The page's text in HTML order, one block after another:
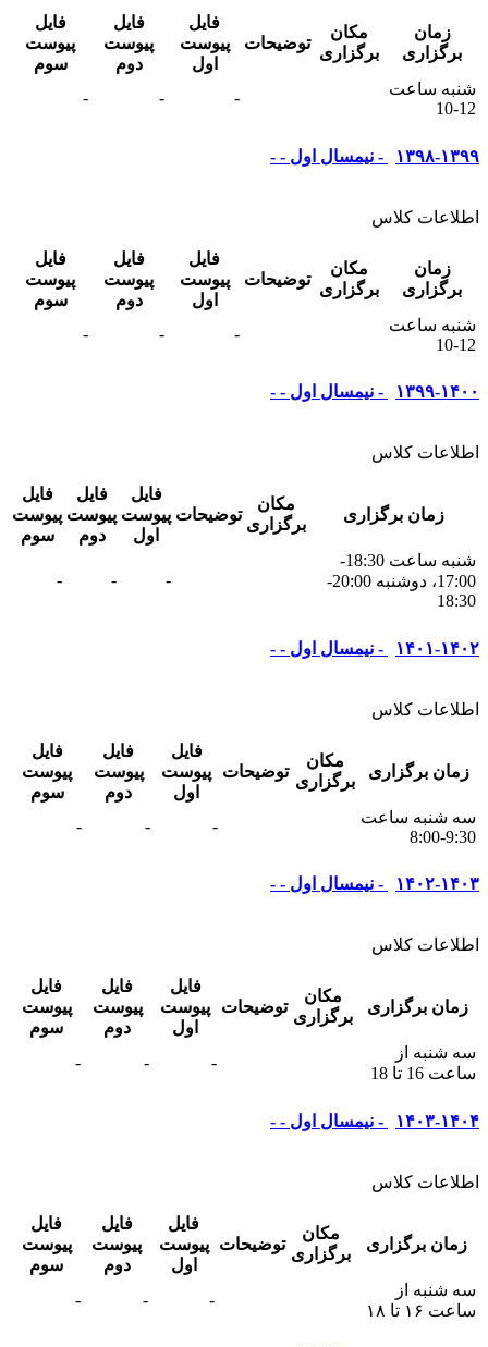
زمان
برگزاری
مکان
برگزاری
توضیحات
فایل
پیوست
اول
فایل
پیوست
دوم
فایل
پیوست
سوم
شنبه ساعت
12-10
-
-
-
۱۳۹۸-۱۳۹۹ - نیمسال اول - -
اطلاعات کلاس
زمان
برگزاری
مکان
برگزاری
توضیحات
فایل
پیوست
اول
فایل
پیوست
دوم
فایل
پیوست
سوم
شنبه ساعت
12-10
-
-
-
۱۳۹۹-۱۴۰۰ - نیمسال اول - -
اطلاعات کلاس
زمان برگزاری
مکان
برگزاری
توضیحات
فایل
پیوست
اول
فایل
پیوست
دوم
فایل
پیوست
سوم
شنبه ساعت 18:30-
17:00، دوشنبه 20:00-
18:30
-
-
-
۱۴۰۱-۱۴۰۲ - نیمسال اول - -
اطلاعات کلاس
زمان برگزاری
مکان
برگزاری
توضیحات
فایل
پیوست
اول
فایل
پیوست
دوم
فایل
پیوست
سوم
سه شنبه ساعت
9:30-8:00
-
-
-
۱۴۰۲-۱۴۰۳ - نیمسال اول - -
اطلاعات کلاس
زمان برگزاری
مکان
برگزاری
توضیحات
فایل
پیوست
اول
فایل
پیوست
دوم
فایل
پیوست
سوم
سه شنبه از
ساعت 16 تا 18
-
-
-
۱۴۰۳-۱۴۰۴ - نیمسال اول - -
اطلاعات کلاس
زمان برگزاری
مکان
برگزاری
توضیحات
فایل
پیوست
اول
فایل
پیوست
دوم
فایل
پیوست
سوم
سه شنبه از
ساعت ۱۶ تا ۱۸
-
-
-